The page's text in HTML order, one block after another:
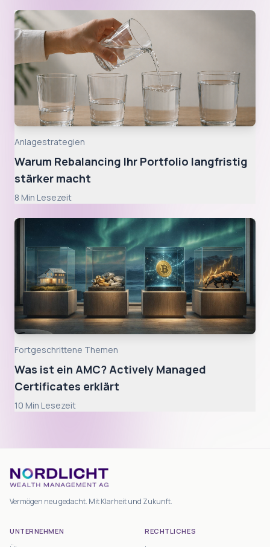
Anlagestrategien
Warum Rebalancing Ihr Portfolio langfristig
stärker macht
8 Min Lesezeit
Fortgeschrittene Themen
Was ist ein AMC? Actively Managed
Certificates erklärt
10 Min Lesezeit
Vermögen neu gedacht. Mit Klarheit und Zukunft.
UNTERNEHMEN RECHTLICHES